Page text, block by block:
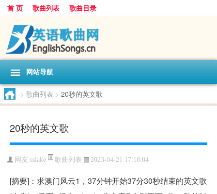
首 页 歌曲列表 歌曲目录
网站导航
> 歌曲列表 > 20秒的英文歌
20秒的英文歌
网友:sslake 歌曲列表 2023-04-21 17:18:04
[摘要]：求澳门风云1，37分钟开始37分30秒结束的英文歌